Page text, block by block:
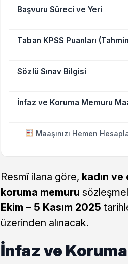
Başvuru Süreci ve Yeri
Taban KPSS Puanları
Sözlü Sınav Bilgisi
İnfaz ve Koruma Memuru
Maaşınızı Hemen
Resmî ilana göre, kadın
koruma memuru
Ekim – 5 Kasım 2025
üzerinden alınacak.
İnfaz ve